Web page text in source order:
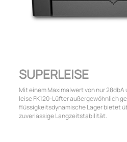
SUPERLEISE
Mit einem Maximalwert von nur
leise FK120-Lüfter außergewöhnlich
flüssigkeitsdynamische Lager bietet
zuverlässige Langzeitstabilität.